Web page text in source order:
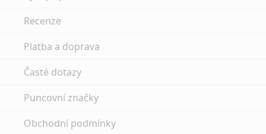
Recenze
Platba a doprava
Časté dotazy
Puncovní značky
Obchodní podmínky